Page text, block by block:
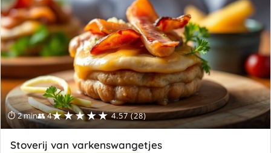
⏱ 2 min👥 4★★★★★ 4.57 (28)
Stoverij van varkenswangetjes